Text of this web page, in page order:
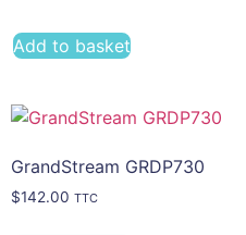
Add to basket
GrandStream GRDP730
$142.00 TTC